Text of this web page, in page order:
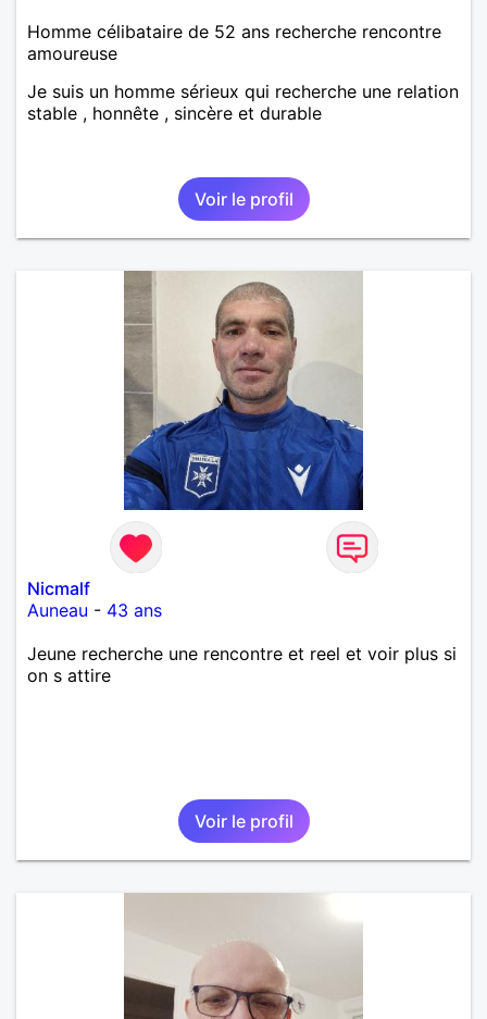
Homme célibataire de 52 ans recherche rencontre
amoureuse
Je suis un homme sérieux qui recherche une relation
stable , honnête , sincère et durable
Voir le profil
Nicmalf
Auneau - 43 ans
Jeune recherche une rencontre et reel et voir plus si
on s attire
Voir le profil